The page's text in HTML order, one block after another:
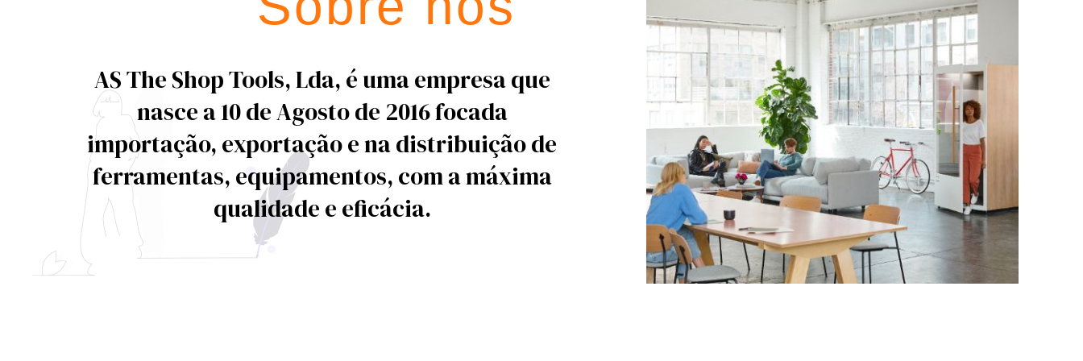
AS The Shop Tools, Lda, é uma empresa que
nasce a 10 de Agosto de 2016 focada
importação, exportação e na distribuição de
ferramentas, equipamentos, com a máxima
qualidade e eficácia.